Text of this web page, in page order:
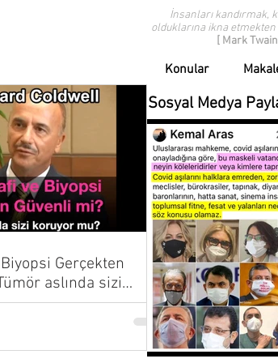
İnsanları kandırmak,
olduklarına ikna etmekten
[ Mark
Konular
Sosyal Medya
Gerçekten